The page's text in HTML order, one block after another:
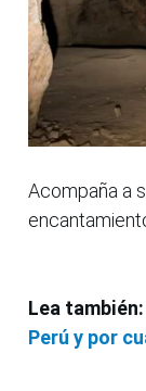
Acompaña a
Lea
Perú y por